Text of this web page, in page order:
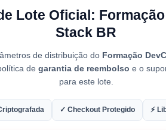
Lote Oficial: Formação
Stack BR
de distribuição do Formação
de garantia de reembolso e o
para este lote.
✓ Checkout Protegido ⚡